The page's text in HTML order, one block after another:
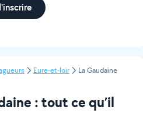
Eure-et-loir La Gaudaine
: tout ce qu’il